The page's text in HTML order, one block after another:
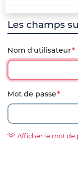
Les champs
Nom d'utilisateur
Mot de passe
Afficher le mot de